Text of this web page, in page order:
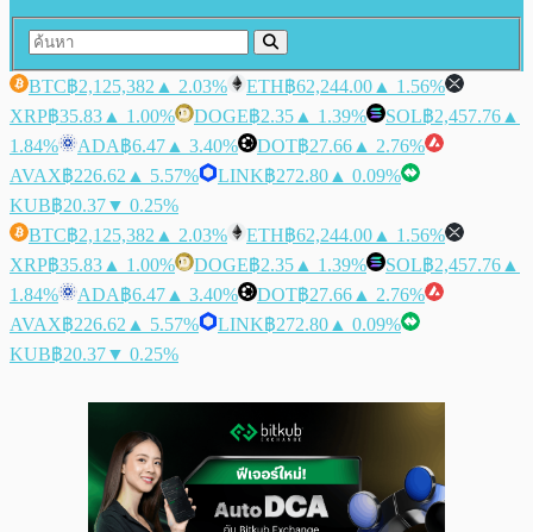
BTC฿2,125,382 ▲ 2.03% ETH฿62,244.00 ▲ 1.56%
XRP฿35.83 ▲ 1.00% DOGE฿2.35 ▲ 1.39% SOL฿2,457.76 ▲
1.84%
ADA฿6.47 ▲ 3.40% DOT฿27.66 ▲ 2.76%
AVAX฿226.62 ▲ 5.57% LINK฿272.80 ▲ 0.09%
KUB฿20.37▼ 0.25%
BTC฿2,125,382 ▲ 2.03% ETH฿62,244.00 ▲ 1.56%
XRP฿35.83 ▲ 1.00% DOGE฿2.35 ▲ 1.39% SOL฿2,457.76 ▲
1.84%
ADA฿6.47 ▲ 3.40% DOT฿27.66 ▲ 2.76%
AVAX฿226.62 ▲ 5.57% LINK฿272.80 ▲ 0.09%
KUB฿20.37▼ 0.25%